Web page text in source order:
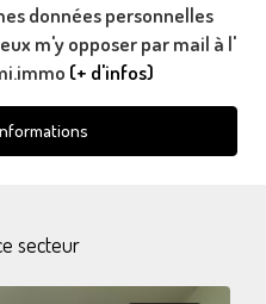
données personnelles
m'y opposer par mail à l'
(+ d'infos)
secteur